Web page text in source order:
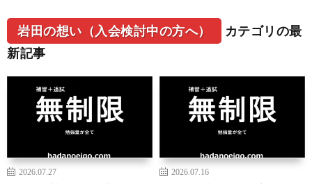
岩田の想い（入会検討中の方へ）
カテゴリの最
新記事
2026.07.27 2026.07.16